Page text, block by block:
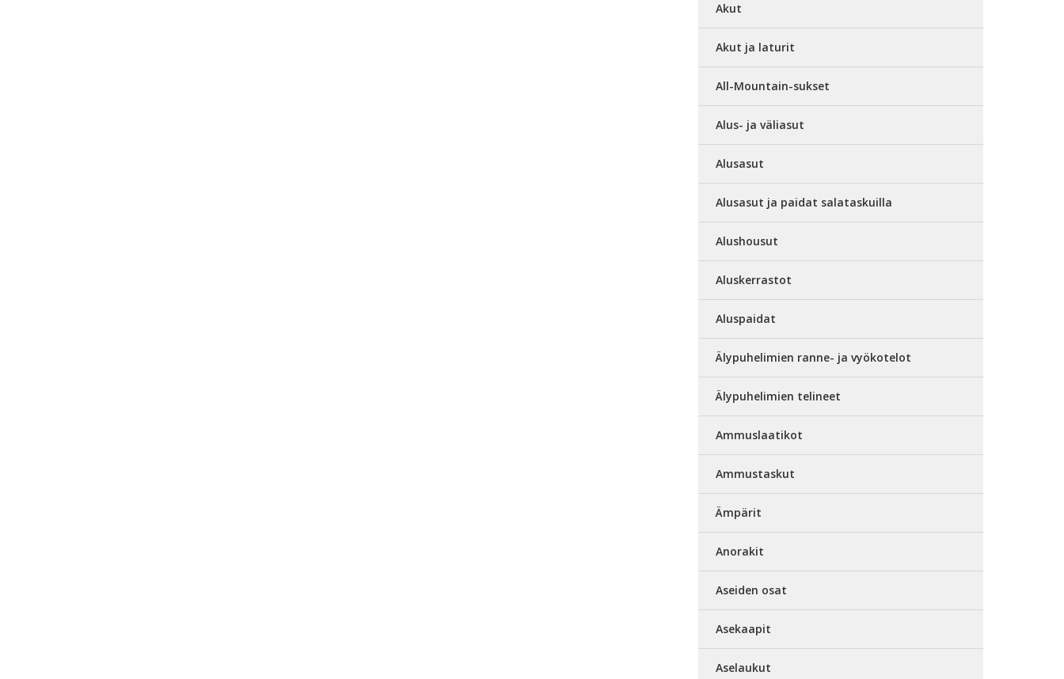
Akut
Akut ja laturit
All-Mountain-sukset
Alus- ja väliasut
Alusasut
Alusasut ja paidat salataskuilla
Alushousut
Aluskerrastot
Aluspaidat
Älypuhelimien ranne- ja vyökotelot
Älypuhelimien telineet
Ammuslaatikot
Ammustaskut
Ämpärit
Anorakit
Aseiden osat
Asekaapit
Aselaukut